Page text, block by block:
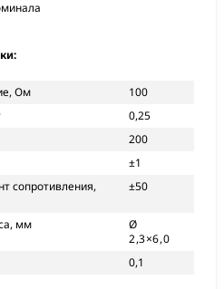
Ом
100
0,25
200
±1
сопротивления,
±50
мм
Ø
2,3×6,0
0,1